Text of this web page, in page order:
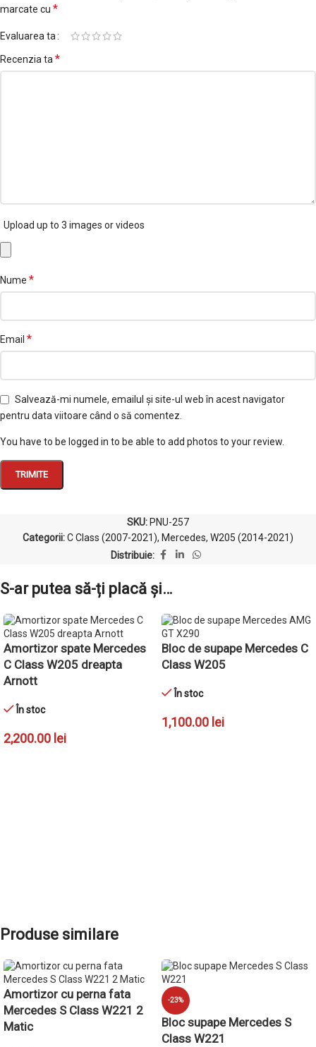
marcate cu *
Evaluarea ta
Recenzia ta *
Upload up to 3 images or videos
Nume *
Email *
Salvează-mi numele, emailul și site-ul web în acest navigator
pentru data viitoare când o să comentez.
You have to be logged in to be able to add photos to your review.
SKU: PNU-257
Categorii:C Class (2007-2021), Mercedes, W205 (2014-2021)
Distribuie:
S-ar putea să-ți placă și…
Amortizor spate Mercedes
C Class W205 dreapta
Arnott
În stoc
2,200.00 lei
Bloc de supape Mercedes C
Class W205
În stoc
1,100.00 lei
Produse similare
Amortizor cu perna fata
Mercedes S Class W221 2
Matic
-23%
Bloc supape Mercedes S
Class W221